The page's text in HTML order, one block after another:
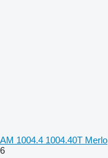
AM 1004.4 1004.40T Merlo
6